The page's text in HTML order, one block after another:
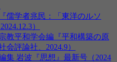
儒学者兆民：「東洋のルソ
）
教平和学会編『平和構築の原
評論社、2024.9）
集 岩波『思想』最新号（2024